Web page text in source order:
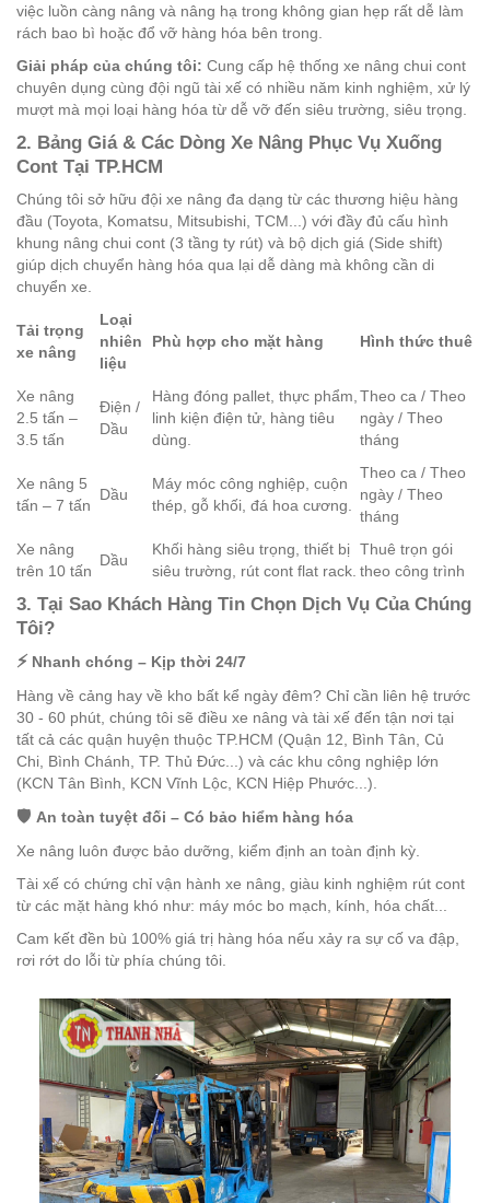
việc luồn càng nâng và nâng hạ trong không gian hẹp rất dễ làm
rách bao bì hoặc đổ vỡ hàng hóa bên trong.
Giải pháp của chúng tôi: Cung cấp hệ thống xe nâng chui cont
chuyên dụng cùng đội ngũ tài xế có nhiều năm kinh nghiệm, xử lý
mượt mà mọi loại hàng hóa từ dễ vỡ đến siêu trường, siêu trọng.
2. Bảng Giá & Các Dòng Xe Nâng Phục Vụ Xuống
Cont Tại TP.HCM
Chúng tôi sở hữu đội xe nâng đa dạng từ các thương hiệu hàng
đầu (Toyota, Komatsu, Mitsubishi, TCM...) với đầy đủ cấu hình
khung nâng chui cont (3 tầng ty rút) và bộ dịch giá (Side shift)
giúp dịch chuyển hàng hóa qua lại dễ dàng mà không cần di
chuyển xe.
Tải trọng
xe nâng
Loại
nhiên
liệu
Phù hợp cho mặt hàng Hình thức thuê
Xe nâng
2.5 tấn –
3.5 tấn
Điện /
Dầu
Hàng đóng pallet, thực phẩm,
linh kiện điện tử, hàng tiêu
dùng.
Theo ca / Theo
ngày / Theo
tháng
Xe nâng 5
tấn – 7 tấn
Dầu
Máy móc công nghiệp, cuộn
thép, gỗ khối, đá hoa cương.
Theo ca / Theo
ngày / Theo
tháng
Xe nâng
trên 10 tấn
Dầu
Khối hàng siêu trọng, thiết bị
siêu trường, rút cont flat rack.
Thuê trọn gói
theo công trình
3. Tại Sao Khách Hàng Tin Chọn Dịch Vụ Của Chúng
Tôi?
⚡ Nhanh chóng – Kịp thời 24/7
Hàng về cảng hay về kho bất kể ngày đêm? Chỉ cần liên hệ trước
30 - 60 phút, chúng tôi sẽ điều xe nâng và tài xế đến tận nơi tại
tất cả các quận huyện thuộc TP.HCM (Quận 12, Bình Tân, Củ
Chi, Bình Chánh, TP. Thủ Đức...) và các khu công nghiệp lớn
(KCN Tân Bình, KCN Vĩnh Lộc, KCN Hiệp Phước...).
🛡️ An toàn tuyệt đối – Có bảo hiểm hàng hóa
Xe nâng luôn được bảo dưỡng, kiểm định an toàn định kỳ.
Tài xế có chứng chỉ vận hành xe nâng, giàu kinh nghiệm rút cont
từ các mặt hàng khó như: máy móc bo mạch, kính, hóa chất...
Cam kết đền bù 100% giá trị hàng hóa nếu xảy ra sự cố va đập,
rơi rớt do lỗi từ phía chúng tôi.